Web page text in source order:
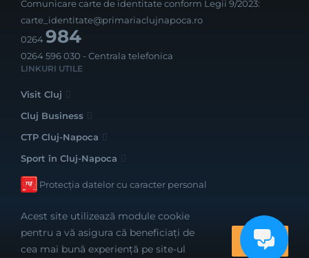
Comunicare carte de identitate conform Legii 9/2023:
carte_identitate@primariaclujnapoca.ro
0264984
0264 596 030 - Centrala telefonica
LINKURI UTILE
Visit Cluj
Cluj Business
CTP Cluj-Napoca
Sport în Cluj-Napoca
Protecția datelor cu caracter personal
Realizat cu bune intenții de către
Acest site utilizează module cookie
pentru a vă asigura că beneficiați de
cea mai bună experiență pe site-ul
OK